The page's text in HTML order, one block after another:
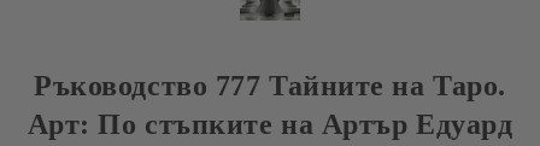
Ръководство 777 Тайните на Таро.
Арт: По стъпките на Артър Едуард